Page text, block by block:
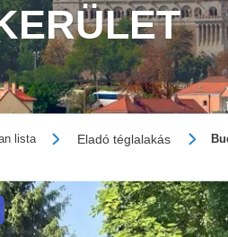
lista Eladó téglalakás